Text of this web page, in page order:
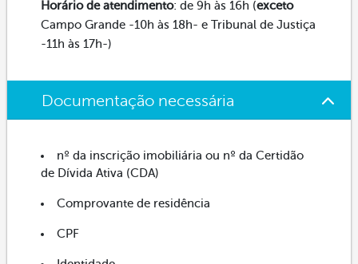
Horário de atendimento: de 9h às 16h (exceto
Campo Grande -10h às 18h- e Tribunal de Justiça
-11h às 17h-)
Documentação necessária
nº da inscrição imobiliária ou nº da Certidão
de Dívida Ativa (CDA)
Comprovante de residência
CPF